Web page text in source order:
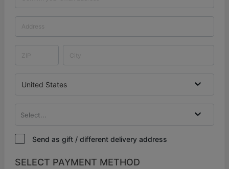
United States
Select...
Send as gift / different delivery address
SELECT PAYMENT METHOD